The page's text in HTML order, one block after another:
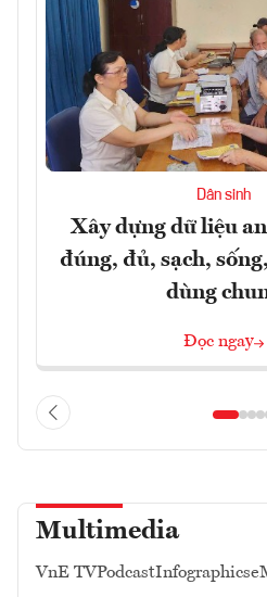
Dân sinh
Xây dựng dữ liệu
đúng, đủ, sạch,
dùng
Đọc ngay
Multimedia
VnE TVPodcastInfographics